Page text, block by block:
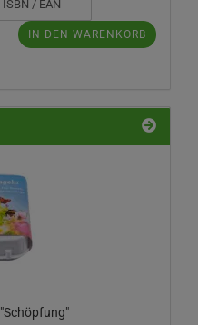
IN DEN WARENKORB